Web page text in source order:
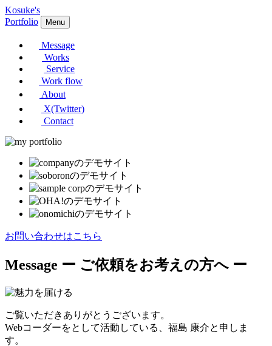
Kosuke's
Portfolio
Menu
Message
Works
Service
Work flow
About
X(Twitter)
Contact
お問い合わせはこちら
Message ー ご依頼をお考えの方へ ー
ご覧いただきありがとうございます。
Webコーダーをとして活動している、福島 康介と申しま
す。